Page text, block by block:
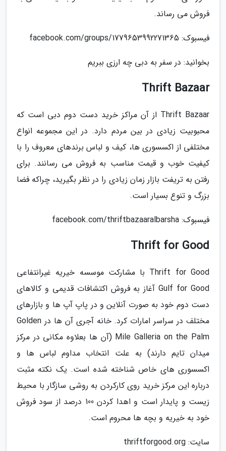
فروش می رساند.
فیسبوک: facebook.com/groups/1779653992271365
بخوانید: در سفر به دبی چه ارزی ببریم
Thrift Bazaar
Thrift Bazaar از آن مراکز خرید دست دوم دبی است که
محبوبیت زیادی در بین مردم دارد. در این مجموعه انواع
مختلفی از اکسسوری ها، کیف و لباس برندهای معروف را با
کیفیت خوب و قیمت مناسب به فروش می رسانند. برای
رفتن به تریفت بازار زمان زیادی را در نظر بگیرید، چراکه فضا
بزرگ و تنوع بسیار است.
فیسبوک: facebook.com/thriftbazaaralbarsha
Thrift for Good
Thrift for Good با مشارکت موسسه خیریه غیرانتفاعی
Gulf for Good آغاز به فروش اکتشافات قدیمی و کالاهای
دست دوم خود به صورت آنلاین و در پاپ آپ ها و بازارهای
مختلف در سراسر امارات کرد. خانه آجری آن ها در Golden
Mile Galleria on the Palm (آن ها بعلاوه مکانی در مرکز
میدان تایم دارند) به علت انتخاب مداوم لباس ها و
اکسسوری های خاص شناخته شده است. یک نکته مثبت
درباره این مرکز خرید روی کارکردن به روشی سازگار با محیط
زیست و پایدار است و اهدا کردن 100 درصد از سود فروش
خود به خیریه و بچه ها محروم است.
سایت: thriftforgood.org